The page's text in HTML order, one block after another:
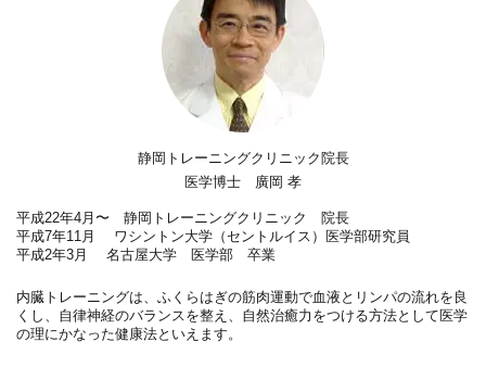
静岡トレーニングクリニック院長
医学博士 廣岡 孝
平成22年4月〜 静岡トレーニングクリニック 院長
平成7年11月 ワシントン大学（セントルイス）医学部研究員
平成2年3月 名古屋大学 医学部 卒業
内臓トレーニングは、ふくらはぎの筋肉運動で血液とリンパの流れを良
くし、自律神経のバランスを整え、自然治癒力をつける方法として医学
の理にかなった健康法といえます。